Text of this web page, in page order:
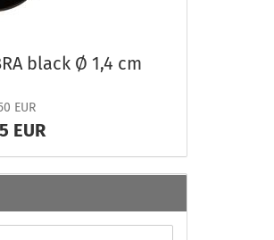
black Ø 1,4 cm
EUR
EUR